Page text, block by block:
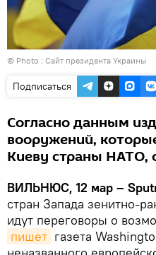
© Photo : Сайт президента Украины
Подписаться
Согласно данным
вооружений,
Киеву страны НАТО,
ВИЛЬНЮС, 12 мар –
стран Запада зенитно-
идут переговоры о
пишет газета